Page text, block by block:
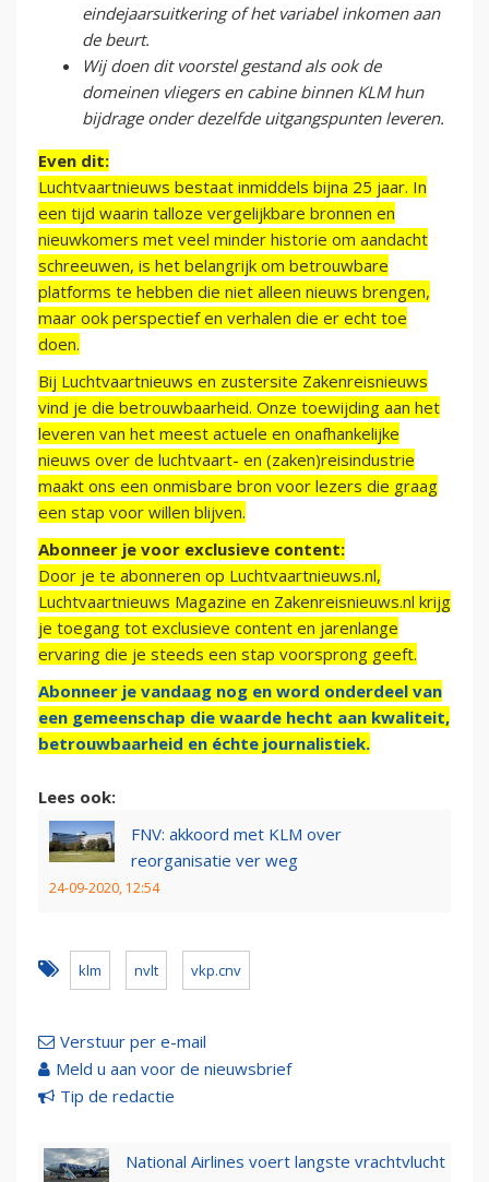
eindejaarsuitkering of het variabel inkomen aan
de beurt.
Wij doen dit voorstel gestand als ook de
domeinen vliegers en cabine binnen KLM hun
bijdrage onder dezelfde uitgangspunten leveren.
Even dit:
Luchtvaartnieuws bestaat inmiddels bijna 25 jaar. In
een tijd waarin talloze vergelijkbare bronnen en
nieuwkomers met veel minder historie om aandacht
schreeuwen, is het belangrijk om betrouwbare
platforms te hebben die niet alleen nieuws brengen,
maar ook perspectief en verhalen die er echt toe
doen.
Bij Luchtvaartnieuws en zustersite Zakenreisnieuws
vind je die betrouwbaarheid. Onze toewijding aan het
leveren van het meest actuele en onafhankelijke
nieuws over de luchtvaart- en (zaken)reisindustrie
maakt ons een onmisbare bron voor lezers die graag
een stap voor willen blijven.
Abonneer je voor exclusieve content:
Door je te abonneren op Luchtvaartnieuws.nl,
Luchtvaartnieuws Magazine en Zakenreisnieuws.nl krijg
je toegang tot exclusieve content en jarenlange
ervaring die je steeds een stap voorsprong geeft.
Abonneer je vandaag nog en word onderdeel van
een gemeenschap die waarde hecht aan kwaliteit,
betrouwbaarheid en échte journalistiek.
Lees ook:
FNV: akkoord met KLM over
reorganisatie ver weg
24-09-2020, 12:54
klm nvlt vkp.cnv
Verstuur per e-mail
Meld u aan voor de nieuwsbrief
Tip de redactie
National Airlines voert langste vrachtvlucht